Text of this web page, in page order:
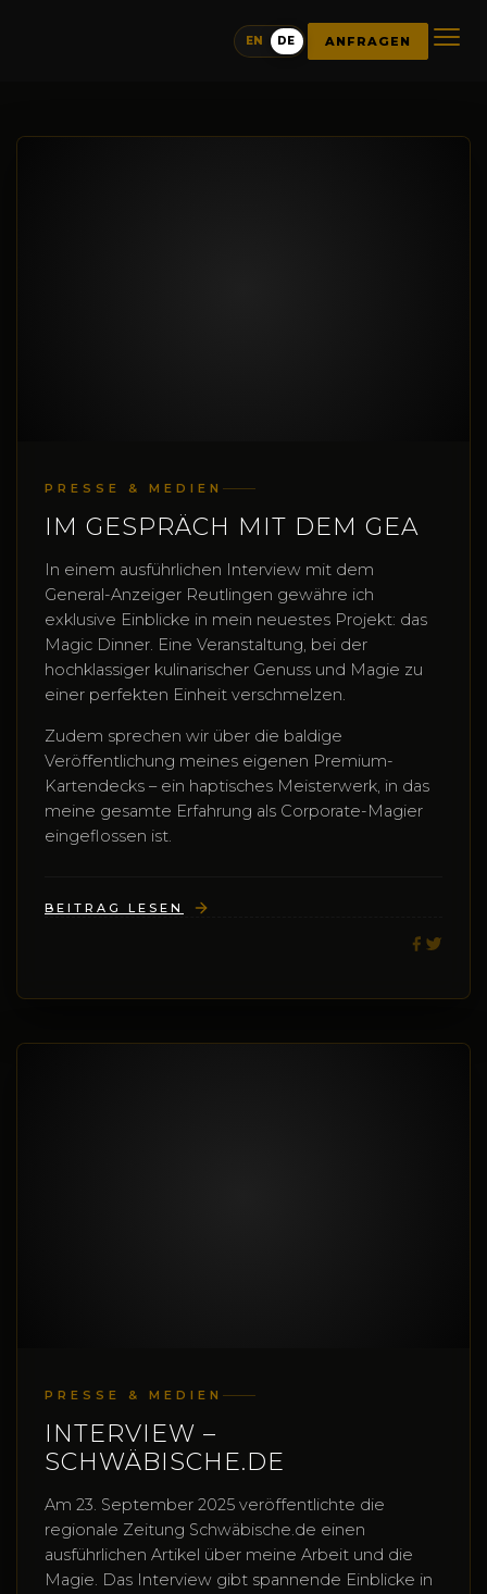
EN DE ANFRAGEN
PRESSE & MEDIEN
IM GESPRÄCH MIT DEM GEA
In einem ausführlichen Interview mit dem
General-Anzeiger Reutlingen gewähre ich
exklusive Einblicke in mein neuestes Projekt: das
Magic Dinner. Eine Veranstaltung, bei der
hochklassiger kulinarischer Genuss und Magie zu
einer perfekten Einheit verschmelzen.
Zudem sprechen wir über die baldige
Veröffentlichung meines eigenen Premium-
Kartendecks – ein haptisches Meisterwerk, in das
meine gesamte Erfahrung als Corporate-Magier
eingeflossen ist.
BEITRAG LESEN
PRESSE & MEDIEN
INTERVIEW –
SCHWÄBISCHE.DE
Am 23. September 2025 veröffentlichte die
regionale Zeitung Schwäbische.de einen
ausführlichen Artikel über meine Arbeit und die
Magie. Das Interview gibt spannende Einblicke in